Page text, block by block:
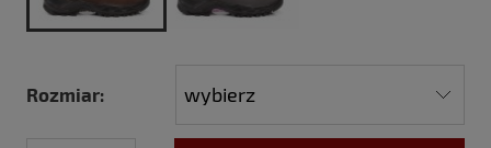
Rozmiar: